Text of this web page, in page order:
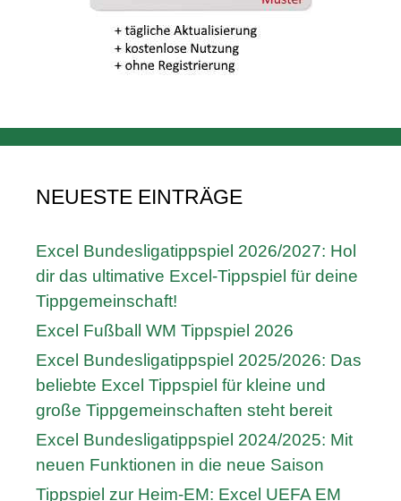
NEUESTE EINTRÄGE
Excel Bundesligatippspiel 2026/2027: Hol
dir das ultimative Excel-Tippspiel für deine
Tippgemeinschaft!
Excel Fußball WM Tippspiel 2026
Excel Bundesligatippspiel 2025/2026: Das
beliebte Excel Tippspiel für kleine und
große Tippgemeinschaften steht bereit
Excel Bundesligatippspiel 2024/2025: Mit
neuen Funktionen in die neue Saison
Tippspiel zur Heim-EM: Excel UEFA EM